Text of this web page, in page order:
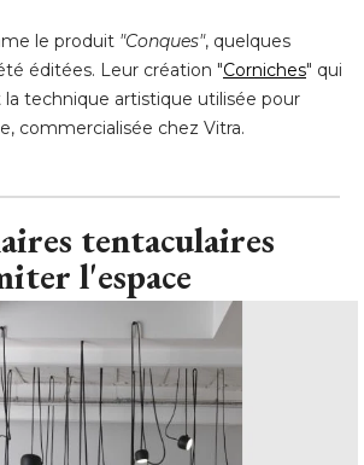
le produit "Conques", quelques
éditées. Leur création "Corniches" qui
technique artistique utilisée pour
commercialisée chez Vitra.
tentaculaires
l'espace